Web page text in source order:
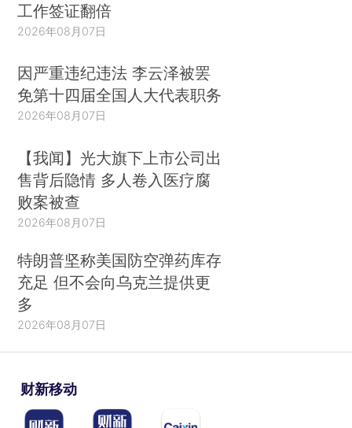
工作签证翻倍
2026年08月07日
因严重违纪违法 李云泽被罢
免第十四届全国人大代表职务
2026年08月07日
【我闻】光大旗下上市公司出
售背后隐情 多人卷入医疗腐
败案被查
2026年08月07日
特朗普坚称美国防空弹药库存
充足 但不会向乌克兰提供更
多
2026年08月07日
财新移动